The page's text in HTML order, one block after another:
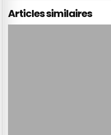
Articles similaires